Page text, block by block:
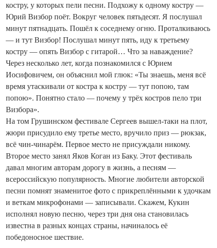
костру, у которых пели песни. Подхожу к одному костру —
Юрий Визбор поёт. Вокруг человек пятьдесят. Я послушал
минут пятнадцать. Пошёл к соседнему огню. Проталкиваюсь
— и тут Визбор! Послушал минут пять, иду к третьему
костру — опять Визбор с гитарой… Что за наваждение?
Через несколько лет, когда познакомился с Юрием
Иосифовичем, он объяснил мой глюк: «Ты знаешь, меня всё
время утаскивали от костра к костру — тут попою, там
попою». Понятно стало — почему у трёх костров пело три
Визбора».
На том Грушинском фестивале Сергеев вышел-таки на плот,
жюри присудило ему третье место, вручило приз — рюкзак,
всё чин‑чинарём. Первое место не присуждали никому.
Второе место занял Яков Коган из Баку. Этот фестиваль
давал многим авторам дорогу в жизнь, а песням —
всероссийскую популярность. Многие любители авторской
песни помнят знаменитое фото с прикреплёнными к удочкам
и веткам микрофонами — записывали. Скажем, Кукин
исполнял новую песню, через три дня она становилась
известна в разных концах страны, начиналось её
победоносное шествие.